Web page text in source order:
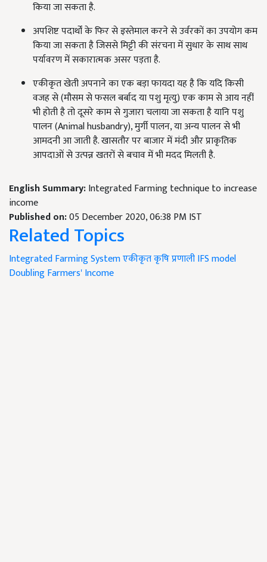
किया जा सकता है.
अपशिष्ट पदार्थों के फिर से इस्तेमाल करने से उर्वरकों का उपयोग कम
किया जा सकता है जिससे मिट्टी की संरचना में सुधार के साथ साथ
पर्यावरण में सकारात्मक असर पड़ता है.
एकीकृत खेती अपनाने का एक बड़ा फायदा यह है कि यदि किसी
वजह से (मौसम से फसल बर्बाद या पशु मृत्यु) एक काम से आय नहीं
भी होती है तो दूसरे काम से गुजारा चलाया जा सकता है यानि पशु
पालन (Animal husbandry), मुर्गी पालन, या अन्य पालन से भी
आमदनी आ जाती है. खासतौर पर बाजार में मंदी और प्राकृतिक
आपदाओं से उत्पन्न खतरों से बचाव में भी मदद मिलती है.
English Summary:Integrated Farming technique to increase
income
Published on:05 December 2020, 06:38 PM IST
Related Topics
Integrated Farming Systemएकीकृत कृषि प्रणालीIFS model
Doubling Farmers' Income